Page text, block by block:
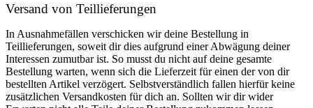
Versand von Teillieferungen
In Ausnahmefällen verschicken wir deine Bestellung in
Teillieferungen, soweit dir dies aufgrund einer Abwägung deiner
Interessen zumutbar ist. So musst du nicht auf deine gesamte
Bestellung warten, wenn sich die Lieferzeit für einen der von dir
bestellten Artikel verzögert. Selbstverständlich fallen hierfür keine
zusätzlichen Versandkosten für dich an. Sollten wir dir wider